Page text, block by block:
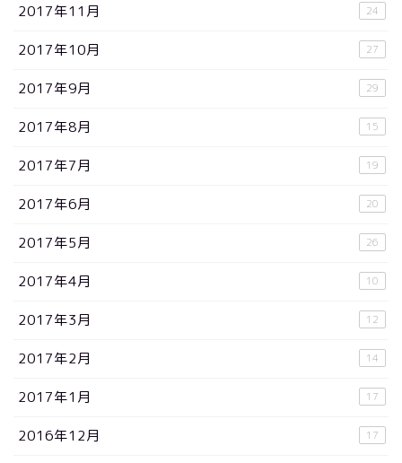
2017年11月 24
2017年10月 27
2017年9月 29
2017年8月 15
2017年7月 19
2017年6月 20
2017年5月 26
2017年4月 10
2017年3月 12
2017年2月 14
2017年1月 17
2016年12月 17